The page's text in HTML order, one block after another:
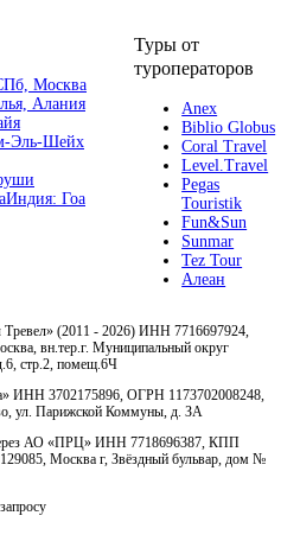
Москва
Алания
Эль-Шейх
Индия: Гоа
Туры от
туроператоров
Anex
Biblio Globus
Coral Travel
Level.Travel
Pegas
Touristik
Fun&Sun
Sunmar
Tez Tour
Алеан
(2011 - 2026) ИНН 7716697924,
вн.тер.г. Муниципальный округ
стр.2, помещ.6Ч
ИНН 3702175896, ОГРН 1173702008248,
ул. Парижской Коммуны, д. ЗА
АО «ПРЦ» ИНН 7718696387, КПП
Москва г, Звёздный бульвар, дом №